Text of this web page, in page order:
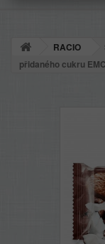
DODÁNÍ -
RACIO
přidaného cukru